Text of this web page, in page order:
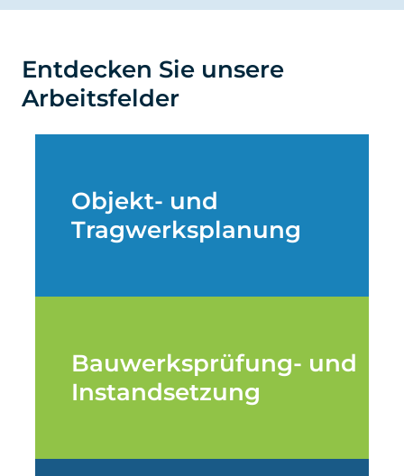
Entdecken Sie unsere
Arbeitsfelder
Objekt- und
Tragwerksplanung
Bauwerksprüfung- und
Instandsetzung